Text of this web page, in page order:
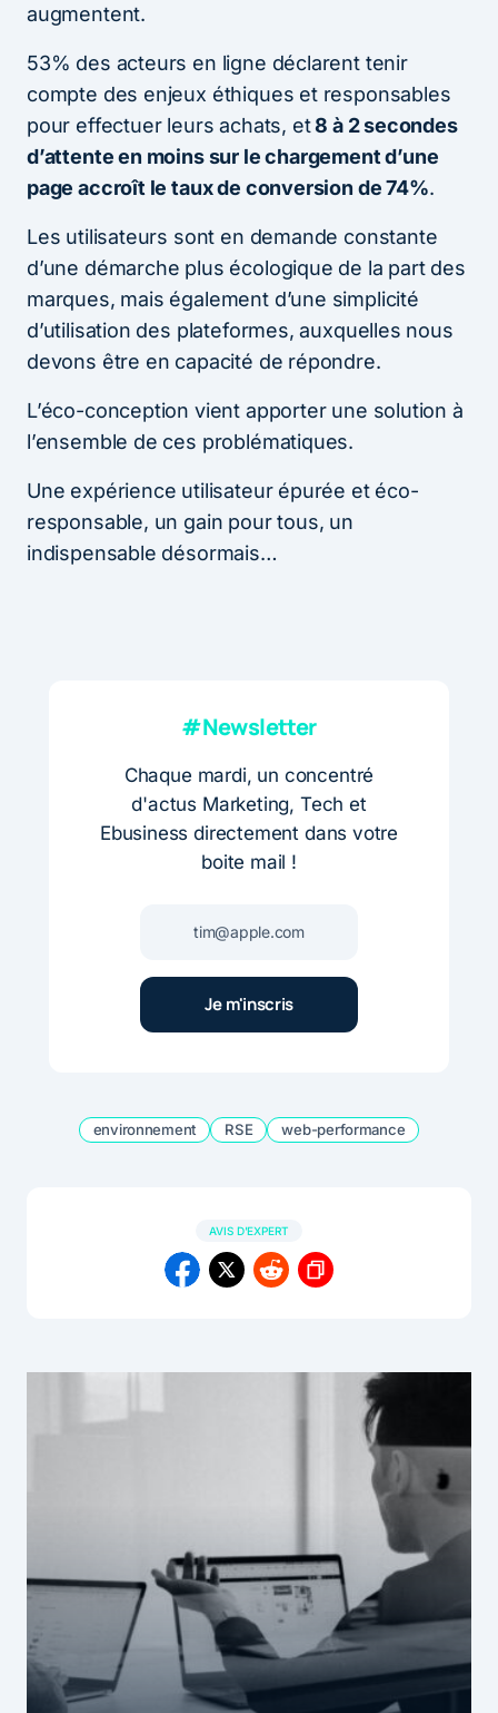
augmentent.
53% des acteurs en ligne déclarent tenir
compte des enjeux éthiques et responsables
pour effectuer leurs achats, et8 à 2 secondes
d’attente en moins sur le chargement d’une
page accroît le taux de conversion de 74%.
Les utilisateurs sont en demande constante
d’une démarche plus écologique de la part des
marques, mais également d’une simplicité
d’utilisation des plateformes, auxquelles nous
devons être en capacité de répondre.
L’éco-conception vient apporter une solution à
l’ensemble de ces problématiques.
Une expérience utilisateur épurée et éco-
responsable, un gain pour tous, un
indispensable désormais…
#Newsletter
Chaque mardi, un concentré
d'actus Marketing, Tech et
Ebusiness directement dans votre
boite mail !
environnement RSE web-performance
AVIS D'EXPERT